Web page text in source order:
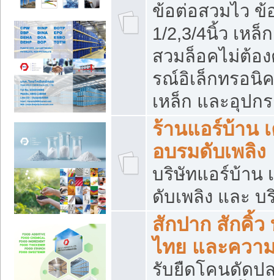
ข้อต่อสวมไว ข้
1/2,3/4นิ้ว เหล็
สวมล็อคไม่ต้อ
รณ์อิเล็กทรอนิ
เหล็ก และอุปก
ร้านแอร์บ้าน
อบรมดับเพลิง
บริษัทแอร์บ้าน
ดับเพลิง และ
สักปาก สักคิ้
ไทย และควา
รับยืดโคนดัดป